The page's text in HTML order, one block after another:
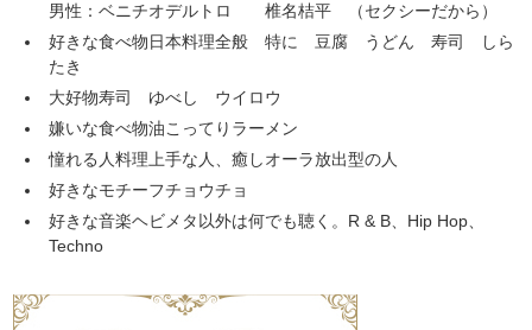
男性：ベニチオデルトロ 椎名桔平 （セクシーだから）
好きな食べ物日本料理全般 特に 豆腐 うどん 寿司 しら
たき
大好物寿司 ゆべし ウイロウ
嫌いな食べ物油こってりラーメン
憧れる人料理上手な人、癒しオーラ放出型の人
好きなモチーフチョウチョ
好きな音楽ヘビメタ以外は何でも聴く。R & B、Hip Hop、
Techno